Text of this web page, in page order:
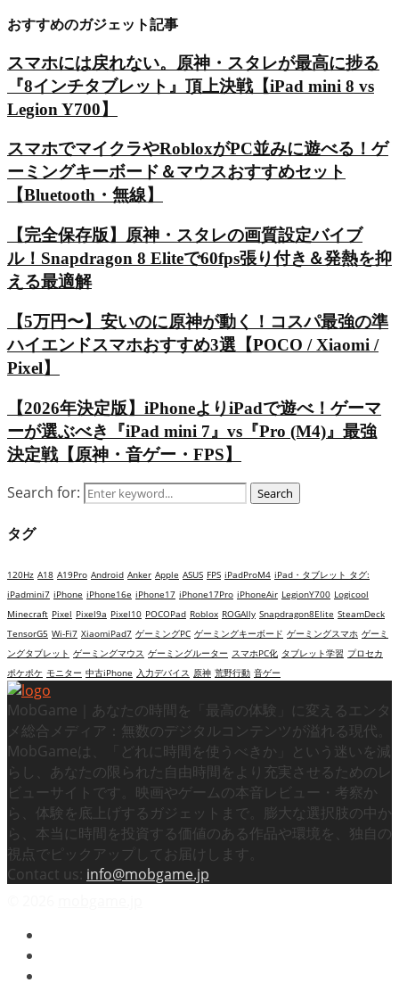
おすすめのガジェット記事
スマホには戻れない。原神・スタレが最高に捗る
『8インチタブレット』頂上決戦【iPad mini 8 vs
Legion Y700】
スマホでマイクラやRobloxがPC並みに遊べる！ゲ
ーミングキーボード＆マウスおすすめセット
【Bluetooth・無線】
【完全保存版】原神・スタレの画質設定バイブ
ル！Snapdragon 8 Eliteで60fps張り付き＆発熱を抑
える最適解
【5万円〜】安いのに原神が動く！コスパ最強の準
ハイエンドスマホおすすめ3選【POCO / Xiaomi /
Pixel】
【2026年決定版】iPhoneよりiPadで遊べ！ゲーマ
ーが選ぶべき『iPad mini 7』vs『Pro (M4)』最強
決定戦【原神・音ゲー・FPS】
Search for: Search
タグ
120Hz A18 A19Pro Android Anker Apple ASUS FPS iPadProM4 iPad・タブレット タグ:
iPadmini7 iPhone iPhone16e iPhone17 iPhone17Pro iPhoneAir LegionY700 Logicool
Minecraft Pixel Pixel9a Pixel10 POCOPad Roblox ROGAlly Snapdragon8Elite SteamDeck
TensorG5 Wi-Fi7 XiaomiPad7 ゲーミングPC ゲーミングキーボード ゲーミングスマホ ゲーミ
ングタブレット ゲーミングマウス ゲーミングルーター スマホPC化 タブレット学習 プロセカ
ポケポケ モニター 中古iPhone 入力デバイス 原神 荒野行動 音ゲー
MobGame｜あなたの時間を「最高の体験」に変えるエンタ
メ総合メディア：無数のデジタルコンテンツが溢れる現代。
MobGameは、「どれに時間を使うべきか」という迷いを減
らし、あなたの限られた自由時間をより充実させるためのレ
ビューサイトです。映画やゲームの本音レビュー・考察か
ら、体験を底上げするガジェットまで。膨大な選択肢の中か
ら、本当に時間を投資する価値のある作品や環境を、独自の
視点でピックアップしてお届けします。
Contact us: info@mobgame.jp